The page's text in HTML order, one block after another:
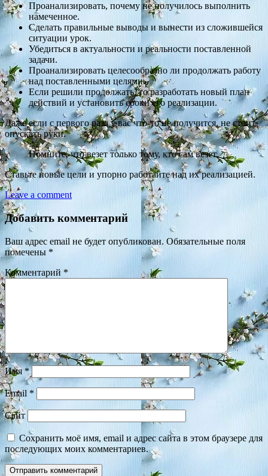
Проанализировать, почему не получилось выполнить
намеченное.
Сделать правильные выводы и вынести из сложившейся
ситуации урок.
Убедиться в актуальности и реальности поставленной
задачи.
Проанализировать целесообразно ли продолжать работу
над поставленными целями.
Если решили продолжать, то разработать новый план
действий и установить сроки его реализации.
Даже если с первого раза у вас что-то не получится, не стоит
опускать руки.
Помните, что везет только тому, кто сам везет.
Ставьте новые цели и упорно работайте над их реализацией.
Leave a comment
Добавить комментарий
Ваш адрес email не будет опубликован. Обязательные поля
помечены *
Комментарий *
Имя*
Email *
Сайт
Сохранить моё имя, email и адрес сайта в этом браузере для
последующих моих комментариев.